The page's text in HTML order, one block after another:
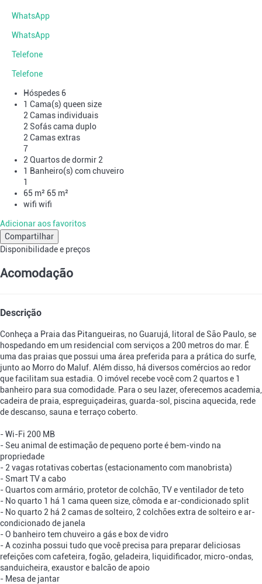
WhatsApp
WhatsApp
Telefone
Telefone
Hóspedes 6
1 Cama(s) queen size
2 Camas individuais
2 Sofás cama duplo
2 Camas extras
7
2 Quartos de dormir 2
1 Banheiro(s) com chuveiro
1
65 m² 65 m²
wifi wifi
Adicionar aos favoritos
Compartilhar
Disponibilidade e preços
Acomodação
Descrição
Conheça a Praia das Pitangueiras, no Guarujá, litoral de São Paulo, se
hospedando em um residencial com serviços a 200 metros do mar. É
uma das praias que possui uma área preferida para a prática do surfe,
junto ao Morro do Maluf. Além disso, há diversos comércios ao redor
que facilitam sua estadia. O imóvel recebe você com 2 quartos e 1
banheiro para sua comodidade. Para o seu lazer, oferecemos academia,
cadeira de praia, espreguiçadeiras, guarda-sol, piscina aquecida, rede
de descanso, sauna e terraço coberto.
- Wi-Fi 200 MB
- Seu animal de estimação de pequeno porte é bem-vindo na
propriedade
- 2 vagas rotativas cobertas (estacionamento com manobrista)
- Smart TV a cabo
- Quartos com armário, protetor de colchão, TV e ventilador de teto
- No quarto 1 há 1 cama queen size, cômoda e ar-condicionado split
- No quarto 2 há 2 camas de solteiro, 2 colchões extra de solteiro e ar-
condicionado de janela
- O banheiro tem chuveiro a gás e box de vidro
- A cozinha possui tudo que você precisa para preparar deliciosas
refeições com cafeteira, fogão, geladeira, liquidificador, micro-ondas,
sanduicheira, exaustor e balcão de apoio
- Mesa de jantar